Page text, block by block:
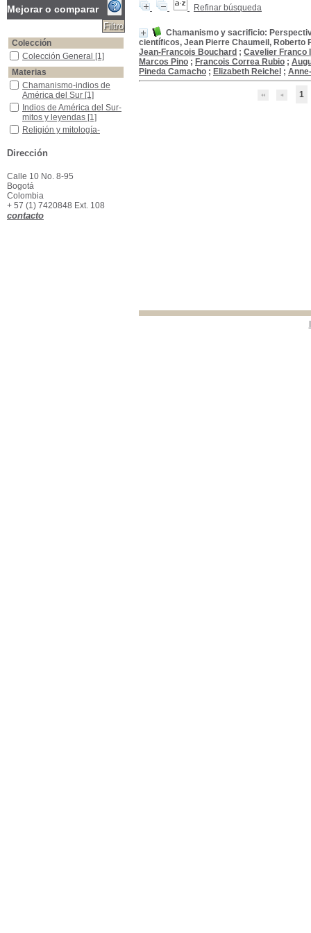
Refinar búsqueda
Chamanismo y sacrificio:
científicos, Jean Pierre Chaumeil, Roberto
Jean-Francois Bouchard ; Cavelier Franco
Marcos Pino ; Francois Correa Rubio ;
Pineda Camacho ; Elizabeth Reichel ;
1
Mejorar o comparar
Colección
Colección General
Colección General [1]
Materias
Chamanismo-indios de América del Sur
Chamanismo-indios de
América del Sur [1]
Indios de América del Sur-mitos y leyendas
Indios de América del Sur-
mitos y leyendas [1]
Religión y mitología-indios de América del Sur
Religión y mitología-
[1]
Dirección
Calle 10 No. 8-95
Bogotá
Colombia
+ 57 (1) 7420848 Ext. 108
contacto